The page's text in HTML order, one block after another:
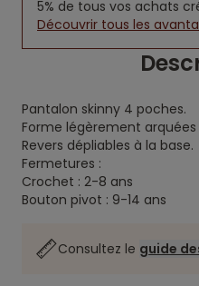
5% de tous vos achats
Découvrir tous les
Pantalon skinny 4 poches.
Forme légèrement
Revers dépliables à la base.
Fermetures :
Crochet : 2-8 ans
Bouton pivot : 9-14 ans
Consultez le guide